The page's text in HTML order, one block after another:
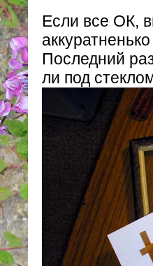
Если все ОК,
Последний
ли под